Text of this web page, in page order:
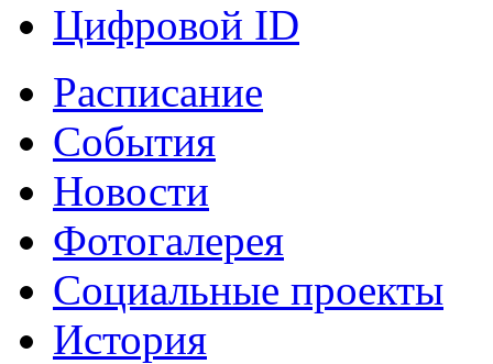
Цифровой ID
Расписание
События
Новости
Фотогалерея
Социальные проекты
История